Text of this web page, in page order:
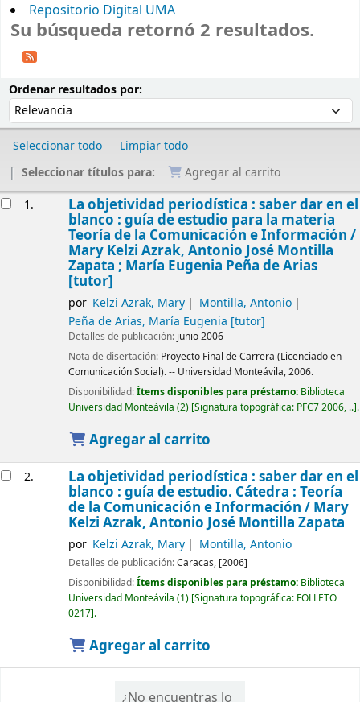
Repositorio Digital UMA
Su búsqueda retornó 2 resultados.
Ordenar resultados por:
Seleccionar todo
Limpiar todo
Seleccionar títulos para:
Agregar al carrito
1. La objetividad periodística : saber dar en el
blanco : guía de estudio para la materia
Teoría de la Comunicación e Información /
Mary Kelzi Azrak, Antonio José Montilla
Zapata ; María Eugenia Peña de Arias
[tutor]
por Kelzi Azrak, Mary
Montilla, Antonio
Peña de Arias, María Eugenia [tutor]
Detalles de publicación: junio 2006
Nota de disertación: Proyecto Final de Carrera (Licenciado en
Comunicación Social). -- Universidad Monteávila, 2006.
Disponibilidad:Ítems disponibles para préstamo: Biblioteca
Universidad Monteávila (2) Signatura topográfica: PFC7 2006, .. .
Agregar al carrito
2. La objetividad periodística : saber dar en el
blanco : guía de estudio. Cátedra : Teoría
de la Comunicación e Información / Mary
Kelzi Azrak, Antonio José Montilla Zapata
por Kelzi Azrak, Mary Montilla, Antonio
Detalles de publicación:Caracas, [2006]
Disponibilidad:Ítems disponibles para préstamo: Biblioteca
Universidad Monteávila (1) Signatura topográfica: FOLLETO
0217 .
Agregar al carrito